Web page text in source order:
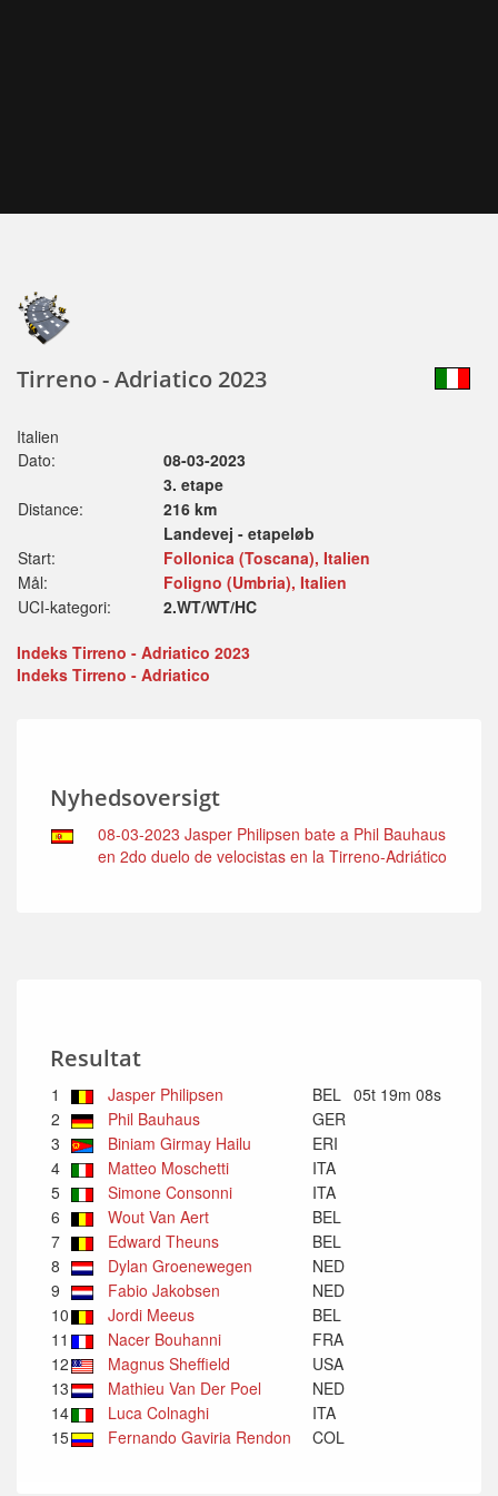
Tirreno - Adriatico 2023
Italien
Dato:
08-03-2023
3. etape
Distance:
216 km
Landevej - etapeløb
Start:
Follonica (Toscana), Italien
Mål:
Foligno (Umbria), Italien
UCI-kategori:
2.WT/WT/HC
Indeks Tirreno - Adriatico 2023
Indeks Tirreno - Adriatico
Nyhedsoversigt
08-03-2023 Jasper Philipsen bate a Phil Bauhaus
en 2do duelo de velocistas en la Tirreno-Adriático
Resultat
1 Jasper Philipsen BEL 05t 19m 08s
2
Phil Bauhaus
GER
3
Biniam Girmay Hailu
ERI
4
Matteo Moschetti
ITA
5
Simone Consonni
ITA
6
Wout Van Aert
BEL
7
Edward Theuns
BEL
8
Dylan Groenewegen
NED
9
Fabio Jakobsen
NED
10
Jordi Meeus
BEL
11
Nacer Bouhanni
FRA
12
Magnus Sheffield
USA
13
Mathieu Van Der Poel
NED
14
Luca Colnaghi
ITA
15
Fernando Gaviria Rendon COL